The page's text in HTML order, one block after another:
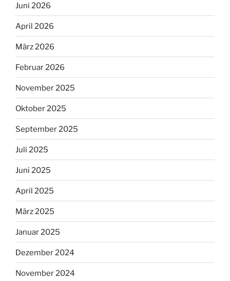
Juni 2026
April 2026
März 2026
Februar 2026
November 2025
Oktober 2025
September 2025
Juli 2025
Juni 2025
April 2025
März 2025
Januar 2025
Dezember 2024
November 2024